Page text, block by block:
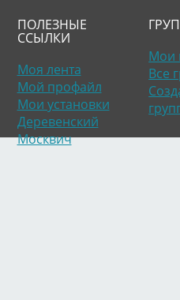
ПОЛЕЗНЫЕ
ССЫЛКИ
Моя лента
Мой профайл
Мои установки
Деревенский
Москвич
Мои
Все